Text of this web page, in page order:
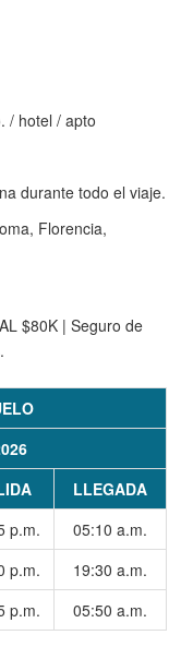
/ hotel / apto
durante todo el viaje.
Florencia,
$80K | Seguro de
LLEGADA
p.m. 05:10 a.m.
p.m. 19:30 a.m.
p.m. 05:50 a.m.